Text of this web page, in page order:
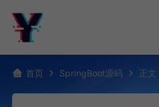
首页 SpringBoot源码 正文